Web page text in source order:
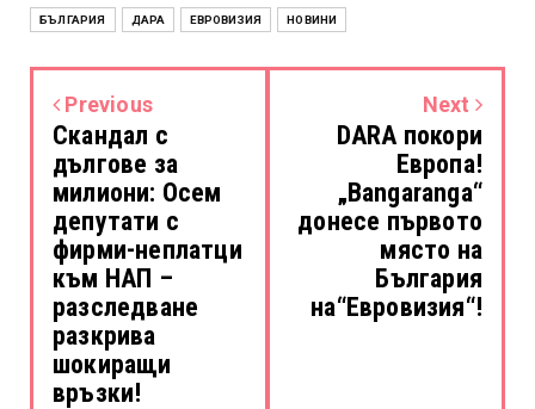
БЪЛГАРИЯ ДАРА ЕВРОВИЗИЯ НОВИНИ
Previous
Скандал с
дългове за
милиони: Осем
депутати с
фирми-неплатци
към НАП –
разследване
разкрива
шокиращи
връзки!
Next
DARA покори
Европа!
„Bangaranga“
донесе първото
място на
България
на“Евровизия“!